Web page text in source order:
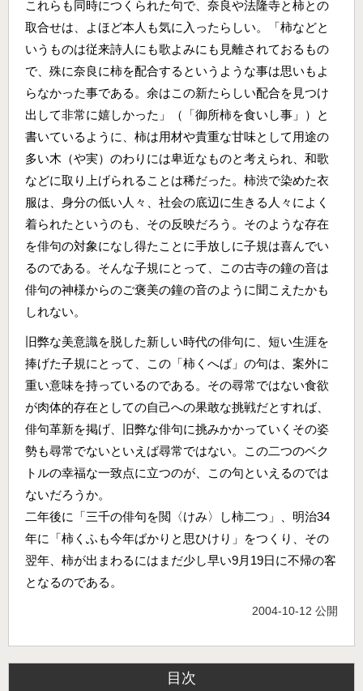
これらも同時につくられた句で、奈良や法隆寺と柿との
取合せは、よほど本人も気に入ったらしい。「柿などと
いうものは従来詩人にも歌よみにも見離されておるもの
で、殊に奈良に柿を配合するというような事は思いもよ
らなかった事である。余はこの新たらしい配合を見つけ
出して非常に嬉しかった」（「御所柿を食いし事」）と
書いているように、柿は用材や貴重な甘味として用途の
多い木（や実）のわりには卑近なものと考えられ、和歌
などに取り上げられることは稀だった。柿渋で染めた衣
服は、身分の低い人々、社会の底辺に生きる人々によく
着られたというのも、その反映だろう。そのような存在
を俳句の対象になし得たことに手放しに子規は喜んでい
るのである。そんな子規にとって、この古寺の鐘の音は
俳句の神様からのご褒美の鐘の音のように聞こえたかも
しれない。
旧弊な美意識を脱した新しい時代の俳句に、短い生涯を
捧げた子規にとって、この「柿くへば」の句は、案外に
重い意味を持っているのである。その尋常ではない食欲
が肉体的存在としての自己への果敢な挑戦だとすれば、
俳句革新を掲げ、旧弊な俳句に挑みかかっていくその姿
勢も尋常でないといえば尋常ではない。この二つのベク
トルの幸福な一致点に立つのが、この句といえるのでは
ないだろうか。
二年後に「三千の俳句を閲〈けみ〉し柿二つ」、明治34
年に「柿くふも今年ばかりと思ひけり」をつくり、その
翌年、柿が出まわるにはまだ少し早い9月19日に不帰の客
となるのである。
2004-10-12 公開
目次